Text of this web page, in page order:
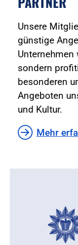
Unsere
günstige
Unternehmen
sondern
besonderen
Angeboten
und Kultur.
Mehr